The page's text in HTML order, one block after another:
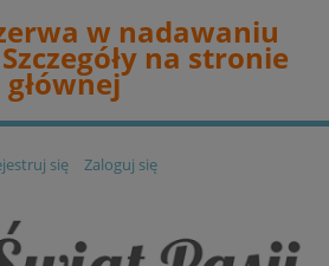
w nadawaniu
na stronie
głównej
się Zaloguj się